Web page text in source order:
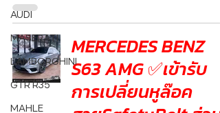
AUDI
MASERATI
LAMBORGHINI
GTR R35
MAHLE
MERCEDES BENZ
S63 AMG ✅เข้ารับ
การเปลี่ยนหูล๊อค